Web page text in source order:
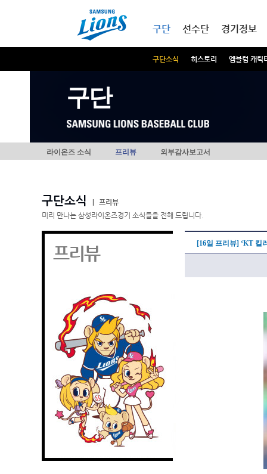
구단
구단소식 히스토리 엠블럼 캐릭
선수단 경기정보
구단
라이온즈 소식 프리뷰 외부감사보고서
구단소식
프리뷰
미리 만나는 삼성라이온즈경기 소식들을 전해 드립니다.
프리뷰 [16일 프리뷰] ‘KT 킬